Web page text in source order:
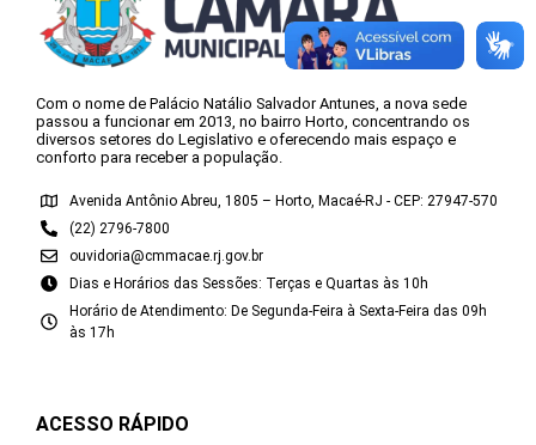
Com o nome de Palácio Natálio Salvador Antunes, a nova sede
passou a funcionar em 2013, no bairro Horto, concentrando os
diversos setores do Legislativo e oferecendo mais espaço e
conforto para receber a população.
Avenida Antônio Abreu, 1805 – Horto, Macaé-RJ - CEP: 27947-570
(22) 2796-7800
ouvidoria@cmmacae.rj.gov.br
Dias e Horários das Sessões: Terças e Quartas às 10h
Horário de Atendimento: De Segunda-Feira à Sexta-Feira das 09h
às 17h
ACESSO RÁPIDO